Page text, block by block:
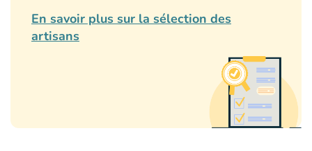
En savoir plus sur la sélection des
artisans